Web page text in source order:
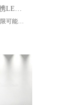
设计师如虎携LEMONLEE红雪松礼盒荣获第六届未来·已来香港新锐当代设计奖铜奖
在这个充满无限可能的2024年夏季，LEMONLEE品牌设计师如虎以其非凡的创意与对自然的深刻理解，精心打造的红雪松木球礼盒，在“2024未来·已来——第六届香港新锐当代设计奖”中摘得铜奖。这不仅是对设计师如虎原创设计能力的嘉奖，更是对LEMONLEE品牌的高度认可。